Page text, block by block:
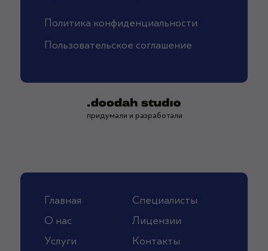
придумали и разработали
Пользовательское соглашение
Политика конфиденциальности
Главная
Специалисты
О нас
Лицензии
Услуги
Контакты